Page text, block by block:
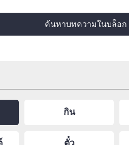
ค้นหาบทความในบล็อก
กิน